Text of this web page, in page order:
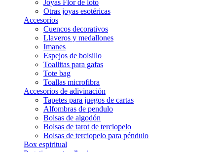
Joyas Flor de loto
Otras joyas esotéricas
Accesorios
Cuencos decorativos
Llaveros y medallones
Imanes
Espejos de bolsillo
Toallitas para gafas
Tote bag
Toallas microfibra
Accesorios de adivinación
Tapetes para juegos de cartas
Alfombras de pendulo
Bolsas de algodón
Bolsas de tarot de terciopelo
Bolsas de terciopelo para péndulo
Box espiritual